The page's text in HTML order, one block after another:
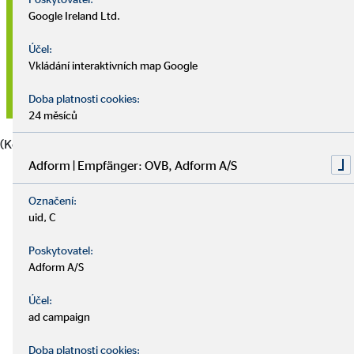
Zum Beispiel: Kontaktiere uns, um mehr zum Thema zu
Kontakt aufnehmen
(Kopie 6)
Google Ireland Ltd.
Účel:
Vkládání interaktivních map Google
Doba platnosti cookies:
24 měsíců
Adform | Empfänger: OVB, Adform A/S
Označení:
uid, C
Poskytovatel:
Adform A/S
Účel:
ad campaign
Doba platnosti cookies: